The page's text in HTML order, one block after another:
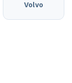
Volvo